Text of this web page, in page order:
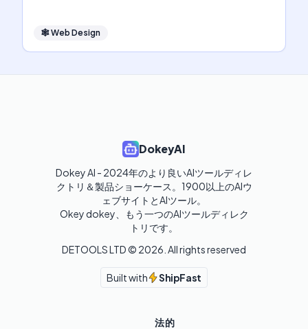
🕸Web Design
DokeyAI
Dokey AI - 2024年のより良いAIツールディレ
クトリ＆製品ショーケース。1900以上のAIウ
ェブサイトとAIツール。
Okey dokey、もう一つのAIツールディレク
トリです。
DETOOLS LTD © 2026 . All rights reserved
Built with ShipFast
法的